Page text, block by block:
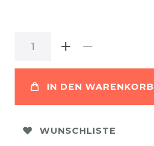
IN DEN WARENKORB
WUNSCHLISTE